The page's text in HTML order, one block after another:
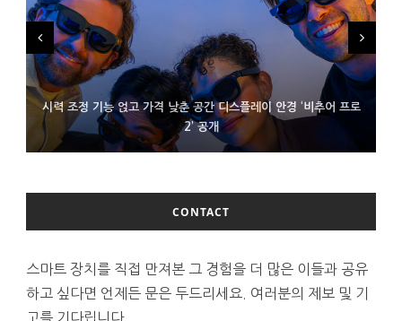
시력 조정 기능 얹고 가격 낮춘 공간 디스플레이 안경 ‘비추어 프로
2’ 공개
D램 부족에 10억달러어치 아이폰18 프로세서 패키징 대기 중
300~400달러 반지형 스피커 준비하는 오픈AI
CONTACT
스마트 장치를 직접 만져본 그 경험을 더 많은 이들과 공유
하고 싶다면 언제든 문은 두드리세요. 여러분의 제보 및 기
고를 기다립니다.